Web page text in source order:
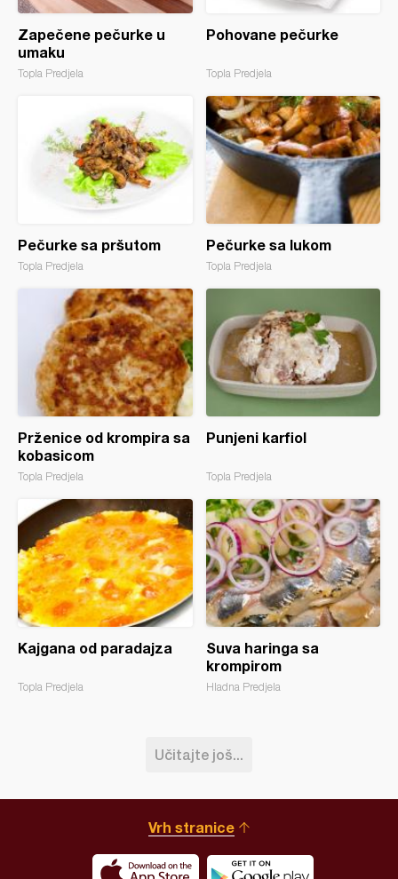
Zapečene pečurke u
umaku
Topla Predjela
Pohovane pečurke
Topla Predjela
Pečurke sa pršutom
Topla Predjela
Pečurke sa lukom
Topla Predjela
Prženice od krompira sa
kobasicom
Topla Predjela
Punjeni karfiol
Topla Predjela
Kajgana od paradajza
Topla Predjela
Suva haringa sa
krompirom
Hladna Predjela
Učitajte još...
Vrh stranice